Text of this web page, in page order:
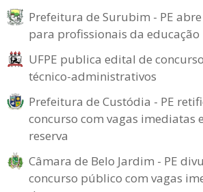
Prefeitura de Surubim - PE
para profissionais da educação
UFPE publica edital de
técnico-administrativos
Prefeitura de Custódia - PE
concurso com vagas imediatas
reserva
Câmara de Belo Jardim - PE
concurso público com vagas